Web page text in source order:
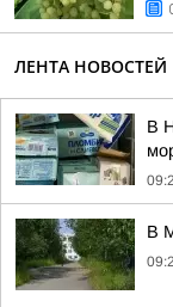
ЛЕНТА НОВОСТЕЙ
В
В